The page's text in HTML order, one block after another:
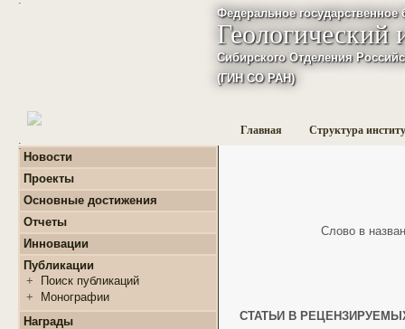
Федеральное
Сибирского Отделения
(ГИН СО РАН)
Главная Структура
:
Новости
Проекты
+
базовые проекты по
приоритетным
+ Гранты
+ Международные
проекты и соглашения
+
Завершенные проекты.
Основные достижения
Отчеты
+
Фундаментальные
базовые проекты по
приоритетным
направлениям РАН
Программы Президиума
РАН
Инновации
Публикации
+
Поиск публикаций
+
Монографии
Награды
Слово в
СТАТЬИ В